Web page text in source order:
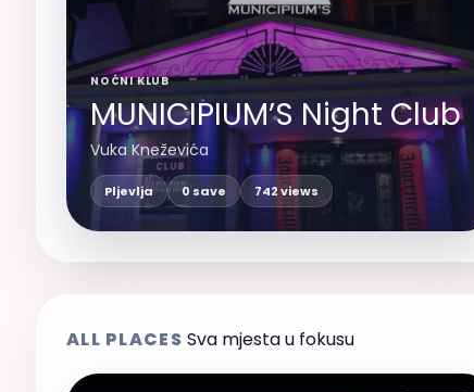
NOĆNI KLUB
MUNICIPIUM’S Night Club
Vuka Kneževića
Pljevlja 0 save 742 views
ALL PLACES Sva mjesta u fokusu